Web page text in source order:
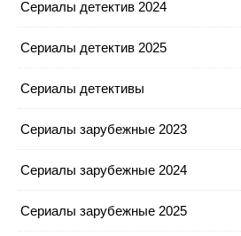
Сериалы детектив 2024
Сериалы детектив 2025
Сериалы детективы
Сериалы зарубежные 2023
Сериалы зарубежные 2024
Сериалы зарубежные 2025